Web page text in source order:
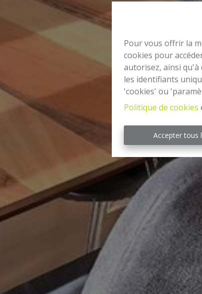
Pour vous offrir la
cookies pour
autorisez, ainsi
les identifiants
'cookies' ou
Politique de cookies
Accepter tous